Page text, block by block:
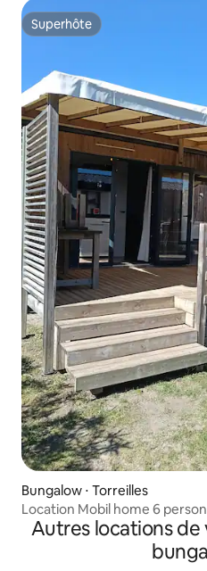
Superhôte
Superhôte
Bungalow ⋅ Torreilles
Location Mobil home 6
Autres locations de